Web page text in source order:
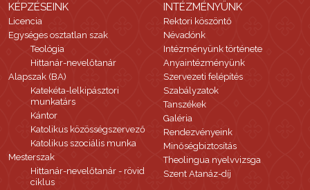
KÉPZÉSEINK
Licencia
Egységes osztatlan szak
Teológia
Hittanár-nevelőtanár
Alapszak (BA)
Katekéta-lelkipásztori
munkatárs
Kántor
Katolikus közösségszervező
Katolikus szociális munka
Mesterszak
Hittanár-nevelőtanár - rövid
ciklus
INTÉZMÉNYÜNK
Rektori köszöntő
Névadónk
Intézményünk története
Anyaintézményünk
Szervezeti felépítés
Szabályzatok
Tanszékek
Galéria
Rendezvényeink
Minőségbiztosítás
Theolingua nyelvvizsga
Szent Atanáz-díj